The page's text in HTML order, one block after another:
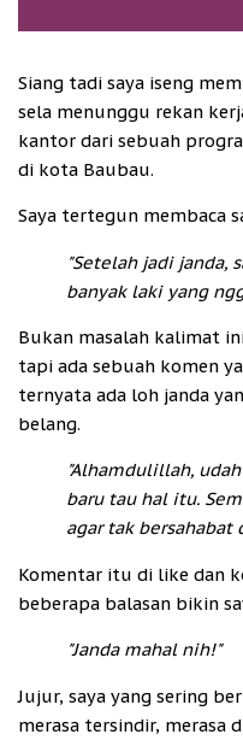
Siang tadi saya iseng
sela menunggu rekan
kantor dari sebuah
di kota Baubau.
Saya tertegun membaca
"Setelah jadi janda,
banyak laki yang
Bukan masalah kalimat
tapi ada sebuah komen
ternyata ada loh janda
belang.
"Alhamdulillah,
baru tau hal itu.
agar tak
Komentar itu di like dan
beberapa balasan bikin
"Janda mahal nih!"
Jujur, saya yang sering
merasa tersindir, merasa